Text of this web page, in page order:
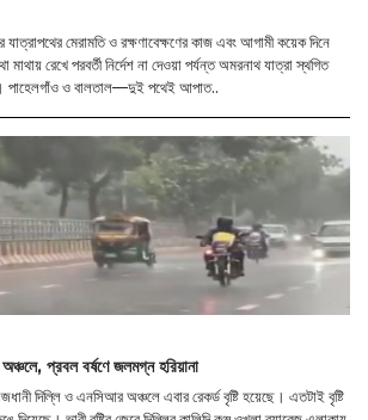
মেরামতি ও রক্ষণাবেক্ষণের কাজ এবং আগামী কয়েক দিনে
রেখে পরবর্তী নির্দেশ না দেওয়া পর্যন্ত অমরনাথ যাত্রা স্থগিত
পাহেলগাঁও ও বালতাল—দুই পথেই আপাত..
প্রবল বর্ষণে জলমগ্ন হরিয়ানা
দিল্লি ও এনসিআর অঞ্চলে এবার রেকর্ড বৃষ্টি হয়েছে। এতটাই বৃষ্টি